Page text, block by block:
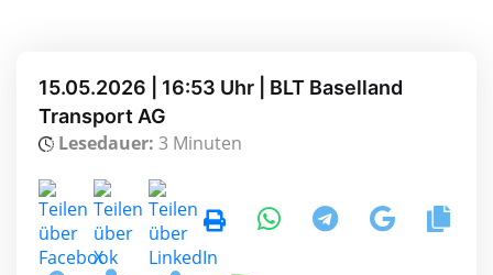
15.05.2026 | 16:53 Uhr | BLT Baselland
Transport AG
Lesedauer: 3 Minuten